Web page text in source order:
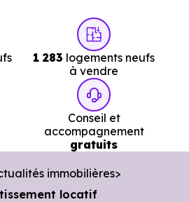
1 283 logements neufs
à vendre
Conseil et
accompagnement
gratuits
immobilières
locatif